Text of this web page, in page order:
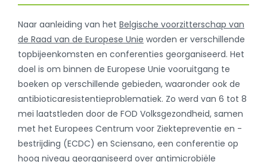
Naar aanleiding van het Belgische voorzitterschap van
de Raad van de Europese Unie worden er verschillende
topbijeenkomsten en conferenties georganiseerd. Het
doel is om binnen de Europese Unie vooruitgang te
boeken op verschillende gebieden, waaronder ook de
antibioticaresistentieproblematiek. Zo werd van 6 tot 8
mei laatstleden door de FOD Volksgezondheid, samen
met het Europees Centrum voor Ziektepreventie en -
bestrijding (ECDC) en Sciensano, een conferentie op
hoog niveau georganiseerd over antimicrobiële